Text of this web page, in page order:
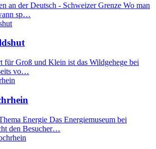
an der Deutsch - Schweizer Grenze Wo man
sp…
für Groß und Klein ist das Wildgehege bei
vo…
Energie Das Energiemuseum bei
den Besucher…